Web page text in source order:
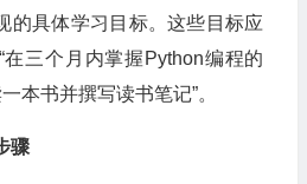
的具体学习目标。这些目标应
三个月内掌握Python编程的
本书并撰写读书笔记”。
骤